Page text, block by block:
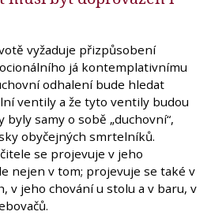
vyžaduje přizpůsobení
já kontemplativnímu
odhalení bude hledat
ventily a že tyto ventily budou
samy o sobě „duchovní“,
obyčejných smrtelníků.
se projevuje v jeho
nejen v tom; projevuje se také v
v jeho chování u stolu a v baru, v